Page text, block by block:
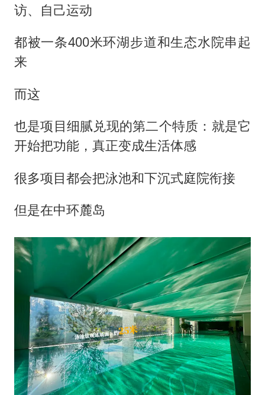
访、自己运动
都被一条400米环湖步道和生态水院串起
来
而这
也是项目细腻兑现的第二个特质：就是它
开始把功能，真正变成生活体感
很多项目都会把泳池和下沉式庭院衔接
但是在中环麓岛